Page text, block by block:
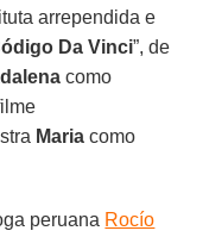
arrependida e
Da Vinci”, de
como
Maria como
peruana Rocío